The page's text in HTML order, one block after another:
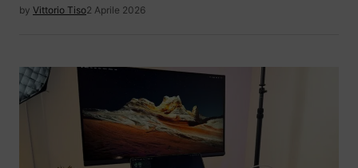
by Vittorio Tiso2 Aprile 2026